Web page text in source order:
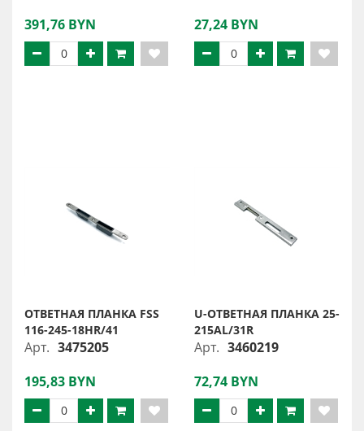
391,76 BYN
27,24 BYN
ОТВЕТНАЯ ПЛАНКА FSS
116-245-18HR/41
Арт. 3475205
195,83 BYN
U-ОТВЕТНАЯ ПЛАНКА 25-
215AL/31R
Арт. 3460219
72,74 BYN